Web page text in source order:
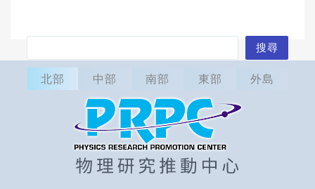
尋
搜尋
北部 中部 南部 東部 外島